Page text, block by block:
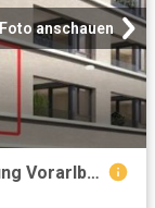
Foto anschauen
Zu Vermieten 2 Schlafzimmer Wohnung Vorarlberg Vorarlberg DS104600484